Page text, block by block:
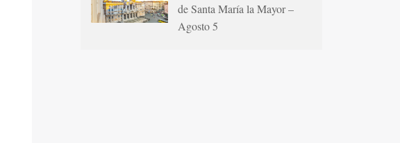
de Santa María la Mayor –
Agosto 5